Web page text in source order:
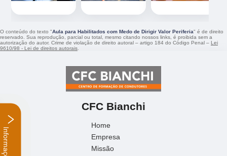
reservado. Sua reprodução, parcial ou total, mesmo citando nossos links, é proibida sem a
autorização do autor. Crime de violação de direito autoral – artigo 184 do Código Penal –Lei
9610/98 - Lei de direitos autorais.
Empresa
Missão
Serviços
Informações